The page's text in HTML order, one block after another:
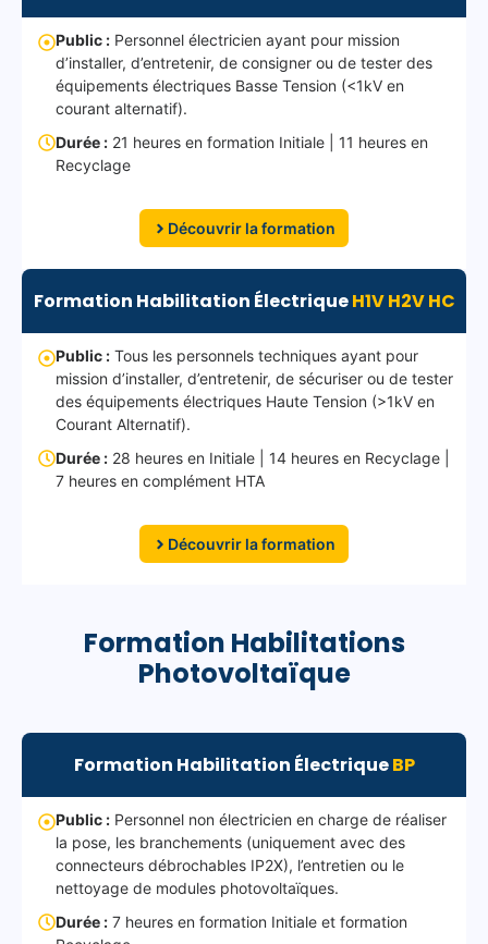
Public : Personnel électricien ayant pour mission
d’installer, d’entretenir, de consigner ou de tester des
équipements électriques Basse Tension (<1kV en
courant alternatif).
Durée : 21 heures en formation Initiale | 11 heures en
Recyclage
Découvrir la formation
Formation Habilitation ÉlectriqueH1V H2V HC
Public : Tous les personnels techniques ayant pour
mission d’installer, d’entretenir, de sécuriser ou de tester
des équipements électriques Haute Tension (>1kV en
Courant Alternatif).
Durée : 28 heures en Initiale | 14 heures en Recyclage |
7 heures en complément HTA
Découvrir la formation
Formation Habilitations
Photovoltaïque
Formation Habilitation ÉlectriqueBP
Public : Personnel non électricien en charge de réaliser
la pose, les branchements (uniquement avec des
connecteurs débrochables IP2X), l’entretien ou le
nettoyage de modules photovoltaïques.
Durée : 7 heures en formation Initiale et formation